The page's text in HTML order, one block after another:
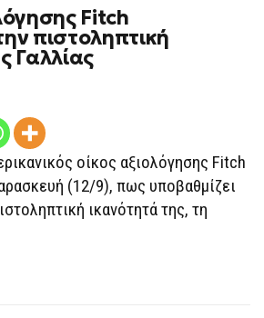
Ο
ΟΊΚΟΣ
ΑΞΙΟΛΌΓΗΣΗΣ
FITCH
ΥΠΟΒΆΘΜΙΣΕ
Fitch
πιστοληπτική
Γαλλίας
οίκος αξιολόγησης Fitch
(12/9), πως υποβαθμίζει
ικανότητά της, τη